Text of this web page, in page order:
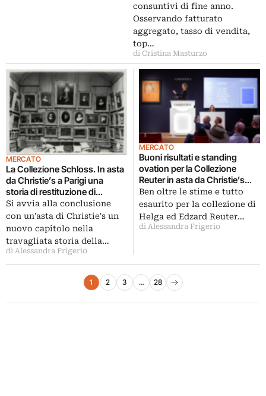
consuntivi di fine anno.
Osservando fatturato
aggregato, tasso di vendita,
top…
di Cristina Masturzo
MERCATO
La Collezione Schloss. In asta
da Christie’s a Parigi una
storia di restituzione di
successo
Si avvia alla conclusione
con un'asta di Christie's un
nuovo capitolo nella
travagliata storia della…
di Alessandra Frigerio
MERCATO
Buoni risultati e standing
ovation per la Collezione
Reuter in asta da Christie’s
Parigi
Ben oltre le stime e tutto
esaurito per la collezione di
Helga ed Edzard Reuter…
di Alessandra Frigerio
Paginazione degli articoli
1 2 3 … 28
Pagina successiva